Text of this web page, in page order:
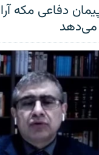
دفاعی مکه
می‌دهد